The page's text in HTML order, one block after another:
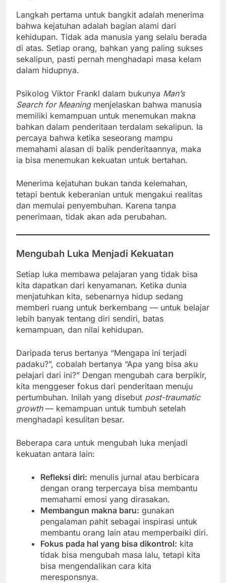
Langkah pertama untuk bangkit adalah menerima
bahwa kejatuhan adalah bagian alami dari
kehidupan. Tidak ada manusia yang selalu berada
di atas. Setiap orang, bahkan yang paling sukses
sekalipun, pasti pernah menghadapi masa kelam
dalam hidupnya.
Psikolog Viktor Frankl dalam bukunya Man’s
Search for Meaningmenjelaskan bahwa manusia
memiliki kemampuan untuk menemukan makna
bahkan dalam penderitaan terdalam sekalipun. Ia
percaya bahwa ketika seseorang mampu
memahami alasan di balik penderitaannya, maka
ia bisa menemukan kekuatan untuk bertahan.
Menerima kejatuhan bukan tanda kelemahan,
tetapi bentuk keberanian untuk mengakui realitas
dan memulai penyembuhan. Karena tanpa
penerimaan, tidak akan ada perubahan.
Mengubah Luka Menjadi Kekuatan
Setiap luka membawa pelajaran yang tidak bisa
kita dapatkan dari kenyamanan. Ketika dunia
menjatuhkan kita, sebenarnya hidup sedang
memberi ruang untuk berkembang — untuk belajar
lebih banyak tentang diri sendiri, batas
kemampuan, dan nilai kehidupan.
Daripada terus bertanya “Mengapa ini terjadi
padaku?”, cobalah bertanya “Apa yang bisa aku
pelajari dari ini?” Dengan mengubah cara berpikir,
kita menggeser fokus dari penderitaan menuju
pertumbuhan. Inilah yang disebut post-traumatic
growth— kemampuan untuk tumbuh setelah
menghadapi kesulitan besar.
Beberapa cara untuk mengubah luka menjadi
kekuatan antara lain:
Refleksi diri: menulis jurnal atau berbicara
dengan orang terpercaya bisa membantu
memahami emosi yang dirasakan.
Membangun makna baru: gunakan
pengalaman pahit sebagai inspirasi untuk
membantu orang lain atau memperbaiki diri.
Fokus pada hal yang bisa dikontrol: kita
tidak bisa mengubah masa lalu, tetapi kita
bisa mengendalikan cara kita
meresponsnya.